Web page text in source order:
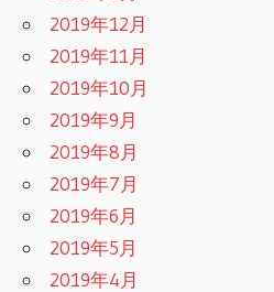
2019年12月
2019年11月
2019年10月
2019年9月
2019年8月
2019年7月
2019年6月
2019年5月
2019年4月